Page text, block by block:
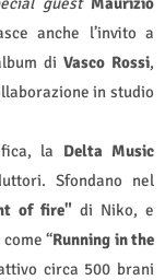
anche l’invito a
diVasco Rossi,
in studio
la Delta Music
Sfondano nel
of fire" di Niko, e
“Running in the
circa 500 brani